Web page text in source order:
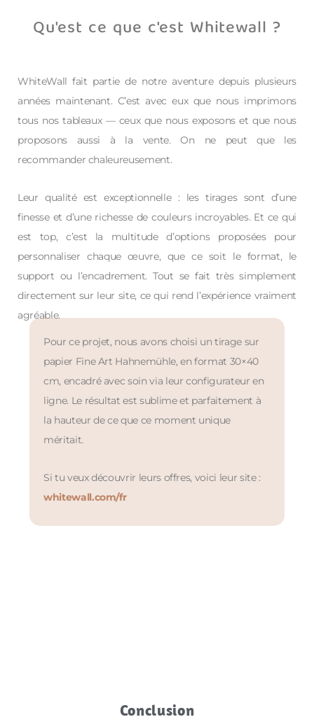
Qu'est ce que c'est Whitewall ?
WhiteWall fait partie de notre aventure depuis plusieurs
années maintenant. C’est avec eux que nous imprimons
tous nos tableaux — ceux que nous exposons et que nous
proposons aussi à la vente. On ne peut que les
recommander chaleureusement.
Leur qualité est exceptionnelle : les tirages sont d’une
finesse et d’une richesse de couleurs incroyables. Et ce qui
est top, c’est la multitude d’options proposées pour
personnaliser chaque œuvre, que ce soit le format, le
support ou l’encadrement. Tout se fait très simplement
directement sur leur site, ce qui rend l’expérience vraiment
agréable.
Pour ce projet, nous avons choisi un tirage sur
papier Fine Art Hahnemühle, en format 30×40
cm, encadré avec soin via leur configurateur en
ligne. Le résultat est sublime et parfaitement à
la hauteur de ce que ce moment unique
méritait.
Si tu veux découvrir leurs offres, voici leur site :
whitewall.com/fr
Conclusion